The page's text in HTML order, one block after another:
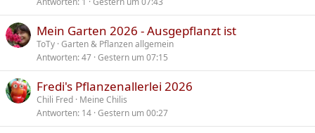
Mein Garten 2026 - Ausgepflanzt ist
ToTy Garten & Pflanzen allgemein
Antworten 47 Gestern um 07:15
Fredi's Pflanzenallerlei 2026
Chili Fred Meine Chilis
Antworten 14 Gestern um 00:27